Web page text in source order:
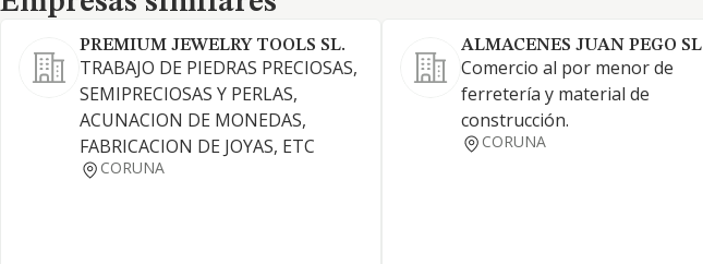
PREMIUM JEWELRY TOOLS SL.
TRABAJO DE PIEDRAS PRECIOSAS,
SEMIPRECIOSAS Y PERLAS,
ACUNACION DE MONEDAS,
FABRICACION DE JOYAS, ETC
CORUNA
ALMACENES JUAN PEGO SL
Comercio al por menor de
ferretería y material de
construcción.
CORUNA